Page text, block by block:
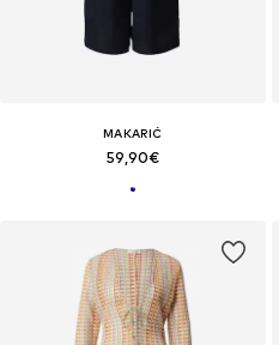
MAKARIĆ
59,90€